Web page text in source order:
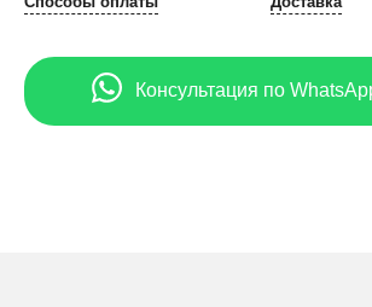
Консультация по